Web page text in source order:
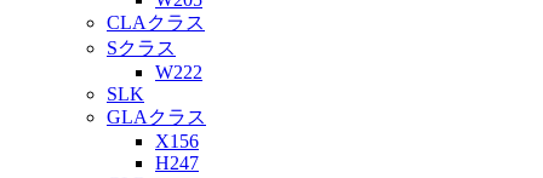
CLAクラス
Sクラス
W222
SLK
GLAクラス
X156
H247